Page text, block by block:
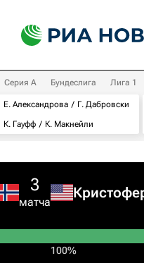
Серия А Бундеслига Лига 1
Е. Александрова
Г. Дабровски
К. Гауфф
К. Макнейли
3
матча
100%